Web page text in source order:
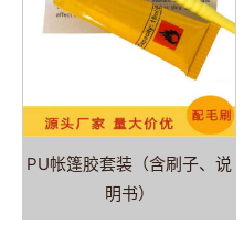
PU帐篷胶套装（含刷子、说
明书）